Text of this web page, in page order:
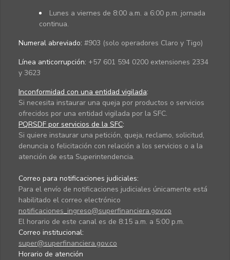
Lunes a viernes de 8:00 a.m. a 6:00 p.m. jornada
continua.
Numeral abreviado: #903 (solo operadores Claro y Tigo)
Línea anticorrupción: +57 601 594 0200 extensiones 2334
y 3623
Inconformidad con una entidad vigilada:
Si necesita instaurar una queja por productos o servicios
ofrecidos por una entidad vigilada por la SFC.
PQRSDF por servicios de la SFC:
Si quiere instaurar una petición, queja, reclamo, solicitud,
denuncia o felicitación con relación a los servicios o a la
atención de esta Superintendencia.
Correo para notificaciones judiciales:
Para el envío de notificaciones judiciales únicamente está
habilitado el correo electrónico
notificaciones_ingreso@superfinanciera.gov.co
El horario de este canal es de 8:15 a.m. a 5:00 p.m.
Correo institucional:
super@superfinanciera.gov.co
Horario de atención